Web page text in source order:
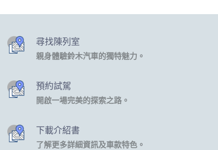
尋找陳列室
親身體驗鈴木汽車的獨特魅力。
預約試駕
開啟一場完美的探索之路。
下載介紹書
了解更多詳細資訊及車款特色。